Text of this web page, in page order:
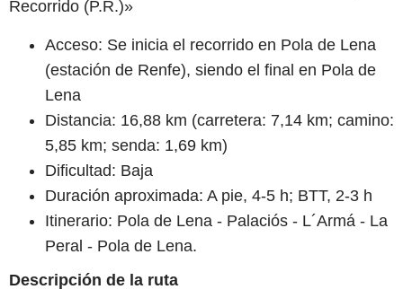
Recorrido (P.R.)»
Acceso: Se inicia el recorrido en Pola de Lena
(estación de Renfe), siendo el final en Pola de
Lena
Distancia: 16,88 km (carretera: 7,14 km; camino:
5,85 km; senda: 1,69 km)
Dificultad: Baja
Duración aproximada: A pie, 4-5 h; BTT, 2-3 h
Itinerario: Pola de Lena - Palaciós - L´Armá - La
Peral - Pola de Lena.
Descripción de la ruta